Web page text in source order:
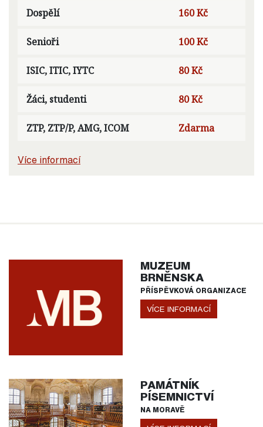
Dospělí 160 Kč
Senioři 100 Kč
ISIC, ITIC, IYTC 80 Kč
Žáci, studenti 80 Kč
ZTP, ZTP/P, AMG, ICOM Zdarma
Více informací
MUZEUM
BRNĚNSKA
PŘÍSPĚVKOVÁ ORGANIZACE
VÍCE INFORMACÍ
PAMÁTNÍK
PÍSEMNICTVÍ
NA MORAVĚ